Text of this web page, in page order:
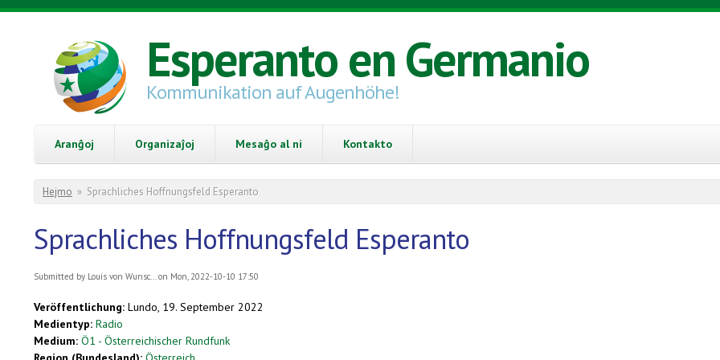
Skip to main content
Esperanto en Germanio
Kommunikation auf Augenhöhe!
Aranĝoj Organizaĵoj Mesaĝo al ni Kontakto
You are here
Hejmo » Sprachliches Hoffnungsfeld Esperanto
Sprachliches Hoffnungsfeld Esperanto
Submitted by Louis von Wunsc...on Mon, 2022-10-10 17:50
Veröffentlichung: Lundo, 19. September 2022
Medientyp: Radio
Medium: Ö1 - Österreichischer Rundfunk